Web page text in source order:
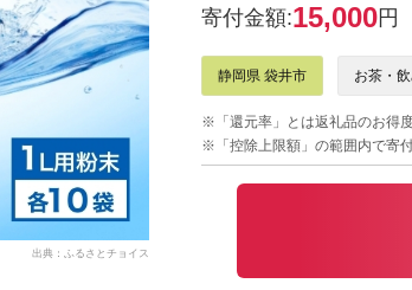
出典：ふるさとチョイス
寄付金額:15,000円
静岡県 袋井市 お茶・
※「還元率」とは返礼品のお得
※「控除上限額」の範囲内で寄